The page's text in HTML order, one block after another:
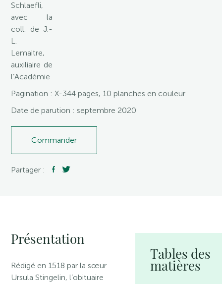
Schlaefli,
avec la
coll. de J.-
L.
Lemaitre,
auxiliaire de
l’Académie
Pagination : X-344 pages, 10 planches en couleur
Date de parution : septembre 2020
Commander
Partager :
Présentation
Rédigé en 1518 par la sœur
Ursula Stingelin, l’obituaire
Tables des
matières